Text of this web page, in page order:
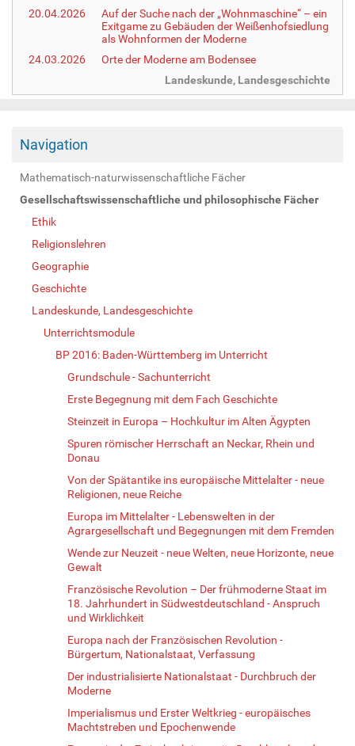
20.04.2026
Auf der Suche nach der „Wohnmaschine“ – ein
Exitgame zu Gebäuden der Weißenhofsiedlung
als Wohnformen der Moderne
24.03.2026
Orte der Moderne am Bodensee
Landeskunde, Landesgeschichte
Navigation
Mathematisch-naturwissenschaftliche Fächer
Gesellschaftswissenschaftliche und philosophische Fächer
Ethik
Religionslehren
Geographie
Geschichte
Landeskunde, Landesgeschichte
Unterrichtsmodule
BP 2016: Baden-Württemberg im Unterricht
Grundschule - Sachunterricht
Erste Begegnung mit dem Fach Geschichte
Steinzeit in Europa – Hochkultur im Alten Ägypten
Spuren römischer Herrschaft an Neckar, Rhein und
Donau
Von der Spätantike ins europäische Mittelalter - neue
Religionen, neue Reiche
Europa im Mittelalter - Lebenswelten in der
Agrargesellschaft und Begegnungen mit dem Fremden
Wende zur Neuzeit - neue Welten, neue Horizonte, neue
Gewalt
Französische Revolution – Der frühmoderne Staat im
18. Jahrhundert in Südwestdeutschland - Anspruch
und Wirklichkeit
Europa nach der Französischen Revolution -
Bürgertum, Nationalstaat, Verfassung
Der industrialisierte Nationalstaat - Durchbruch der
Moderne
Imperialismus und Erster Weltkrieg - europäisches
Machtstreben und Epochenwende